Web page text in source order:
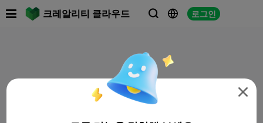
크레알리티 클라우드   로그인
